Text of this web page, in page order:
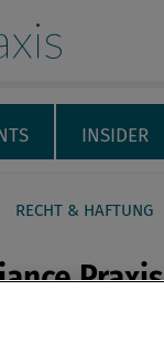
INSIDER
RECHT & HAFTUNG